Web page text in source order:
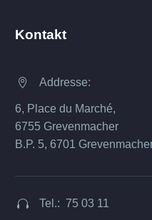
Kontakt

 Addresse:
6, Place du Marché,
6755 Grevenmacher
B.P. 5, 6701

 Tel.: 75 03 11